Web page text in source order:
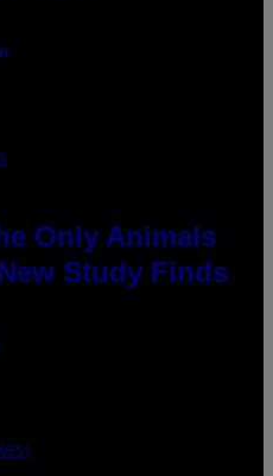
Only Animals
Study Finds